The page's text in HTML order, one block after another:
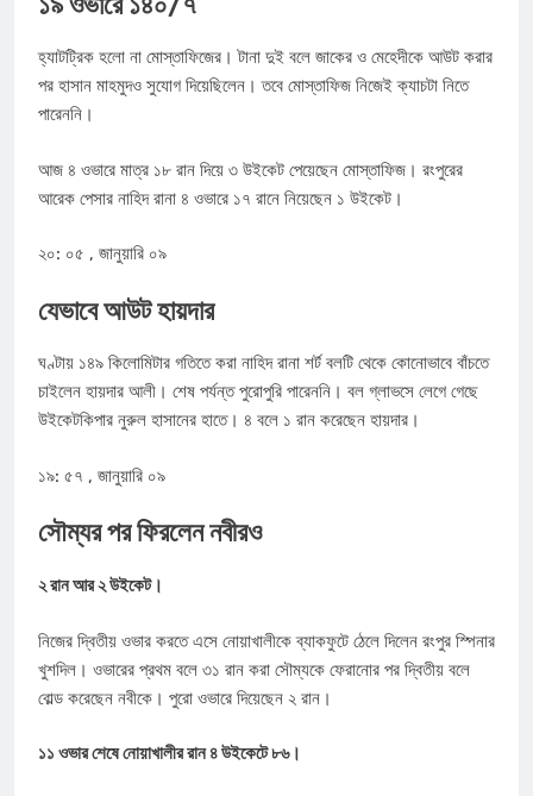
হ্যাটট্রিক হলো না মোস্তাফিজের। টানা দুই বলে জাকের ও মেহেদীকে আউট করার
পর হাসান মাহমুদও সুযোগ দিয়েছিলেন। তবে মোস্তাফিজ নিজেই ক্যাচটা নিতে
পারেননি।
আজ ৪ ওভারে মাত্র ১৮ রান দিয়ে ৩ উইকেট পেয়েছেন মোস্তাফিজ। রংপুরের
আরেক পেসার নাহিদ রানা ৪ ওভারে ১৭ রানে নিয়েছেন ১ উইকেট।
২০: ০৫ , জানুয়ারি ০৯
যেভাবে আউট হায়দার
ঘণ্টায় ১৪৯ কিলোমিটার গতিতে করা নাহিদ রানা শর্ট বলটি থেকে কোনোভাবে বাঁচতে
চাইলেন হায়দার আলী। শেষ পর্যন্ত পুরোপুরি পারেননি। বল গ্লাভসে লেগে গেছে
উইকেটকিপার নুরুল হাসানের হাতে। ৪ বলে ১ রান করেছেন হায়দার।
১৯: ৫৭ , জানুয়ারি ০৯
সৌম্যর পর ফিরলেন নবীরও
২ রান আর ২ উইকেট।
নিজের দ্বিতীয় ওভার করতে এসে নোয়াখালীকে ব্যাকফুটে ঠেলে দিলেন রংপুর স্পিনার
খুশদিল। ওভারের প্রথম বলে ৩১ রান করা সৌম্যকে ফেরানোর পর দ্বিতীয় বলে
বোল্ড করেছেন নবীকে। পুরো ওভারে দিয়েছেন ২ রান।
১১ ওভার শেষে নোয়াখালীর রান ৪ উইকেটে ৮৬।